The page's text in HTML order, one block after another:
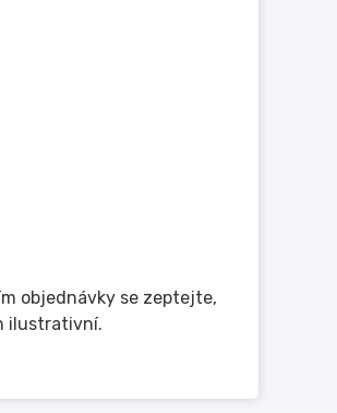
objednávky se zeptejte,
ilustrativní.